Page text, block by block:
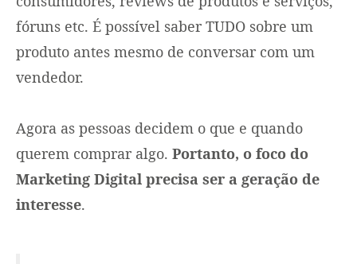
fóruns etc. É possível saber TUDO sobre um
produto antes mesmo de conversar com um
vendedor.
Agora as pessoas decidem o que e quando
querem comprar algo. Portanto, o foco do
Marketing Digital precisa ser a geração de
interesse.